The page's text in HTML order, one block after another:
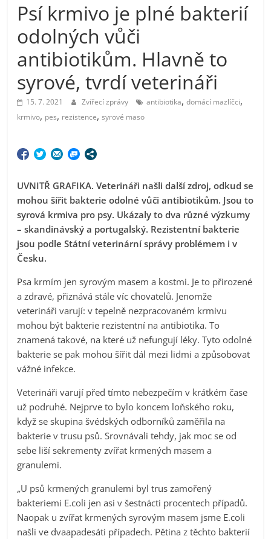
Psí krmivo je plné bakterií
odolných vůči
antibiotikům. Hlavně to
syrové, tvrdí veterináři
15. 7. 2021 Zvířecí zprávy antibiotika,domácí mazlíčci,
krmivo, pes, rezistence,syrové maso
UVNITŘ GRAFIKA. Veterináři našli další zdroj, odkud se
mohou šířit bakterie odolné vůči antibiotikům. Jsou to
syrová krmiva pro psy. Ukázaly to dva různé výzkumy
– skandinávský a portugalský. Rezistentní bakterie
jsou podle Státní veterinární správy problémem i v
Česku.
Psa krmím jen syrovým masem a kostmi. Je to přirozené
a zdravé, přiznává stále víc chovatelů. Jenomže
veterináři varují: v tepelně nezpracovaném krmivu
mohou být bakterie rezistentní na antibiotika. To
znamená takové, na které už nefungují léky. Tyto odolné
bakterie se pak mohou šířit dál mezi lidmi a způsobovat
vážné infekce.
Veterináři varují před tímto nebezpečím v krátkém čase
už podruhé. Nejprve to bylo koncem loňského roku,
když se skupina švédských odborníků zaměřila na
bakterie v trusu psů. Srovnávali tehdy, jak moc se od
sebe liší sekrementy zvířat krmených masem a
granulemi.
„U psů krmených granulemi byl trus zamořený
bakteriemi E.coli jen asi v šestnácti procentech případů.
Naopak u zvířat krmených syrovým masem jsme E.coli
našli ve dvaapadesáti případech. Pětina z těchto bakterií